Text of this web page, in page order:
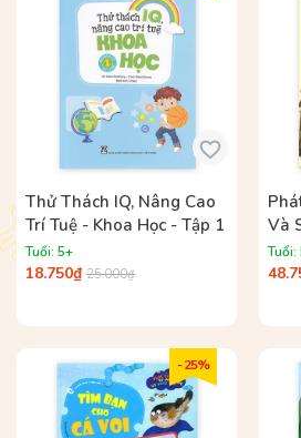
Thử Thách IQ, Nâng Cao
Trí Tuệ - Khoa Học - Tập 1
Tuổi: 5+
18.750₫ 25.000₫
Và
Tuổi:
- 25%